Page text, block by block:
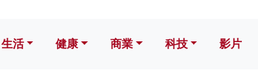
生活 健康 商業 科技 影片